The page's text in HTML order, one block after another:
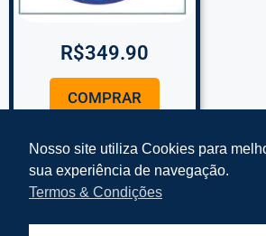
R$349.90
COMPRAR
Nosso site utiliza Cookies para
sua experiência de navegação.
Termos & Condições